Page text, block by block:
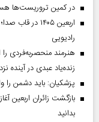
در کمین تروریست‌ها
اربعین ۱۴۰۵
رادیویی
زنده‌یاد عبدی در آینده
پزشکیان: باید دشمن را
بدانید